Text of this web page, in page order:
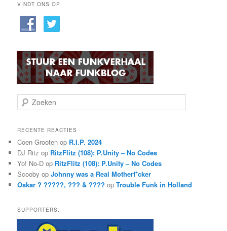
VINDT ONS OP:
o
k
n
RECENTE REACTIES
Coen Grooten op R.I.P. 2024
DJ Ritz op RitzFlitz (108): P.Unity – No Codes
Yo! No-D op RitzFlitz (108): P.Unity – No Codes
Scooby opJohnny was a Real Motherf*cker
Oskar ? ?????, ??? & ???? opTrouble Funk in Holland
SUPPORTERS: